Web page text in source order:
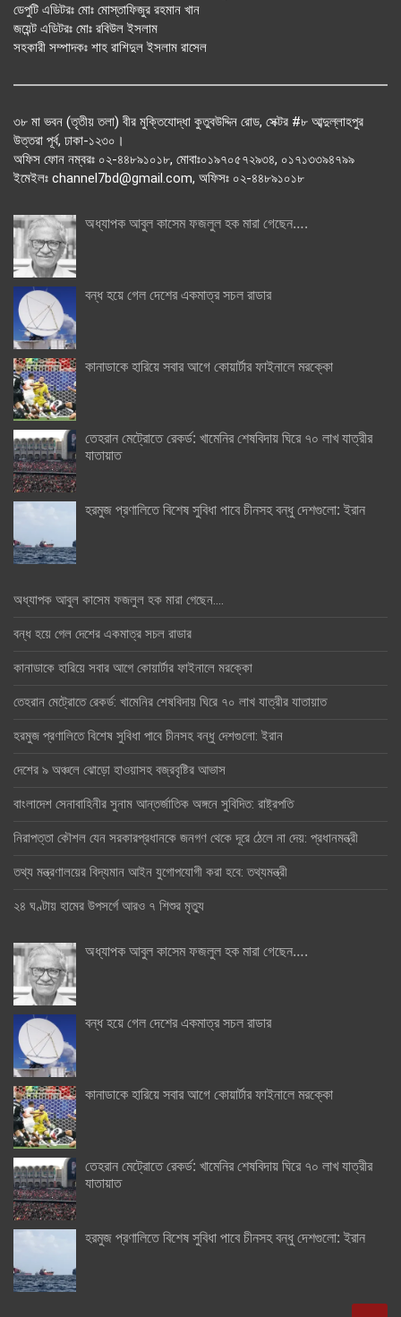
ডেপুটি এডিটরঃ মোঃ মোস্তাফিজুর রহমান খান
জয়েন্ট এডিটরঃ মোঃ রবিউল ইসলাম
সহকারী সম্পাদকঃ শাহ রাশিদুল ইসলাম রাসেল
৩৮ মা ভবন (তৃতীয় তলা) বীর মুক্তিযোদ্ধা কুতুবউদ্দিন রোড, সেক্টর #৮ আব্দুল্লাহপুর
উত্তরা পূর্ব, ঢাকা-১২৩০।
অফিস ফোন নম্বরঃ ০২-৪৪৮৯১০১৮, মোবাঃ০১৯৭০৫৭২৯৩৪, ০১৭১৩৩৯৪৭৯৯
ইমেইলঃ channel7bd@gmail.com, অফিসঃ ০২-৪৪৮৯১০১৮
অধ্যাপক আবুল কাসেম ফজলুল হক মারা গেছেন….
বন্ধ হয়ে গেল দেশের একমাত্র সচল রাডার
কানাডাকে হারিয়ে সবার আগে কোয়ার্টার ফাইনালে মরক্কো
তেহরান মেট্রোতে রেকর্ড: খামেনির শেষবিদায় ঘিরে ৭০ লাখ যাত্রীর
যাতায়াত
হরমুজ প্রণালিতে বিশেষ সুবিধা পাবে চীনসহ বন্ধু দেশগুলো: ইরান
অধ্যাপক আবুল কাসেম ফজলুল হক মারা গেছেন….
বন্ধ হয়ে গেল দেশের একমাত্র সচল রাডার
কানাডাকে হারিয়ে সবার আগে কোয়ার্টার ফাইনালে মরক্কো
তেহরান মেট্রোতে রেকর্ড: খামেনির শেষবিদায় ঘিরে ৭০ লাখ যাত্রীর যাতায়াত
হরমুজ প্রণালিতে বিশেষ সুবিধা পাবে চীনসহ বন্ধু দেশগুলো: ইরান
দেশের ৯ অঞ্চলে ঝোড়ো হাওয়াসহ বজ্রবৃষ্টির আভাস
বাংলাদেশ সেনাবাহিনীর সুনাম আন্তর্জাতিক অঙ্গনে সুবিদিত: রাষ্ট্রপতি
নিরাপত্তা কৌশল যেন সরকারপ্রধানকে জনগণ থেকে দূরে ঠেলে না দেয়: প্রধানমন্ত্রী
তথ্য মন্ত্রণালয়ের বিদ্যমান আইন যুগোপযোগী করা হবে: তথ্যমন্ত্রী
২৪ ঘণ্টায় হামের উপসর্গে আরও ৭ শিশুর মৃত্যু
অধ্যাপক আবুল কাসেম ফজলুল হক মারা গেছেন….
বন্ধ হয়ে গেল দেশের একমাত্র সচল রাডার
কানাডাকে হারিয়ে সবার আগে কোয়ার্টার ফাইনালে মরক্কো
তেহরান মেট্রোতে রেকর্ড: খামেনির শেষবিদায় ঘিরে ৭০ লাখ যাত্রীর
যাতায়াত
হরমুজ প্রণালিতে বিশেষ সুবিধা পাবে চীনসহ বন্ধু দেশগুলো: ইরান